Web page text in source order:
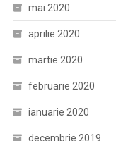
mai 2020
aprilie 2020
martie 2020
februarie 2020
ianuarie 2020
decembrie 2019